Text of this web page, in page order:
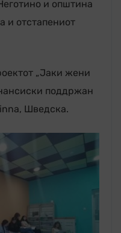
и општина
и отстапениот
„Јаки жени
поддржан
Шведска.